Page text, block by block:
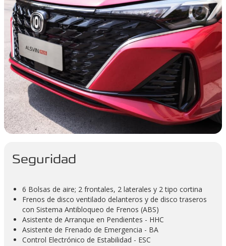
Seguridad
6 Bolsas de aire; 2 frontales, 2 laterales y 2 tipo cortina
Frenos de disco ventilado delanteros y de disco traseros
con Sistema Antibloqueo de Frenos (ABS)
Asistente de Arranque en Pendientes - HHC
Asistente de Frenado de Emergencia - BA
Control Electrónico de Estabilidad - ESC